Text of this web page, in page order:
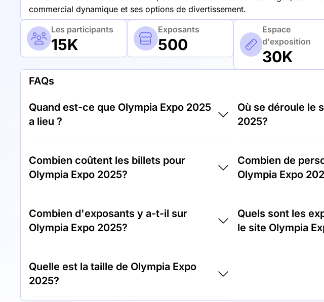
commercial dynamique et ses options de divertissement.
Les participants
15K
Exposants
500
Espace
d'exposition
30K
FAQs
Quand est-ce que Olympia Expo 2025
a lieu ?
12.10.25.
Où se déroule le
2025?
Centre des congrès
États-Unis
Combien coûtent les billets pour
Olympia Expo 2025?
250,00 € par visiteur.
Combien de
Olympia Expo
Olympia Expo 2025.
Combien d'exposants y a-t-il sur
Olympia Expo 2025?
site Olympia Expo 2025.
Quels sont les
le site Olympia
Quelle est la taille de Olympia Expo
2025?